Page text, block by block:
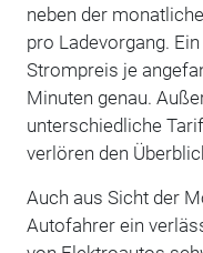
neben der
pro Ladevorgang.
Strompreis je
Minuten genau.
unterschiedliche
verlören den
Auch aus Sicht der
Autofahrer ein